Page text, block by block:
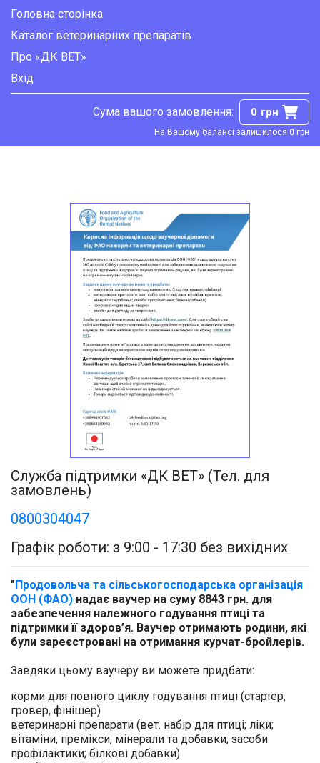
Головна сторінка
Каталог ветеринарних препаратів
Про «ДК ВЕТ»
Вхід
Сума вашого замовлення: 0 грн
На Вашому балансі залишилося 0 грн
Служба підтримки «ДК ВЕТ» (Тел. для
замовлень)
0800304047
Графік роботи: з 9:00 - 17:30 без вихідних
"Продовольча та сільськогосподарська організація
ООН (ФАО) надає ваучер на суму 8843 грн. для
забезпечення належного годування птиці та
підтримки її здоров’я. Ваучер отримають родини, які
були зареєстровані на отримання курчат-бройлерів.
Завдяки цьому ваучеру ви можете придбати:
корми для повного циклу годування птиці (стартер,
гровер, фінішер)
ветеринарні препарати (вет. набір для птиці; ліки;
вітаміни, премікси, мінерали та добавки; засоби
профілактики; білкові добавки)